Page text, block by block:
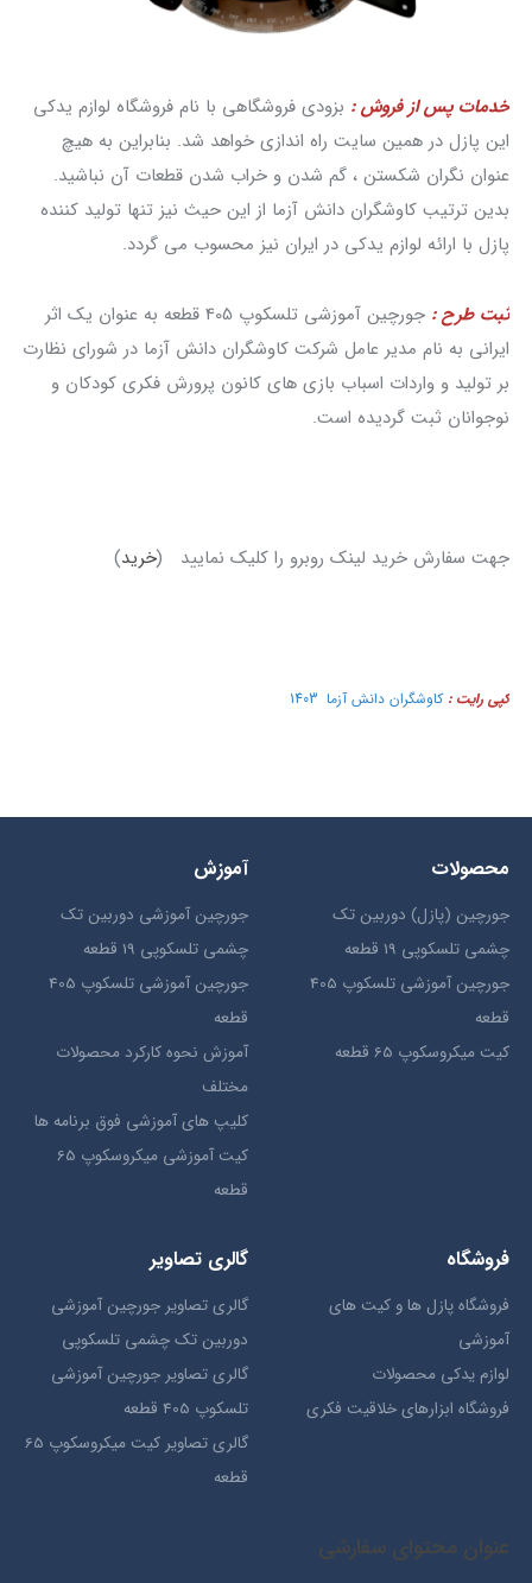
خدمات پس از فروش : بزودی فروشگاهی با نام فروشگاه لوازم یدکی
این پازل در همین سایت راه اندازی خواهد شد. بنابراین به هیچ
عنوان نگران شکستن ، گم شدن و خراب شدن قطعات آن نباشید.
بدین ترتیب کاوشگران دانش آزما از این حیث نیز تنها تولید کننده
پازل با ارائه لوازم یدکی در ایران نیز محسوب می گردد.
ثبت طرح :
جورچین آموزشی تلسکوپ 405 قطعه به عنوان یک اثر
ایرانی به نام مدیر عامل شرکت کاوشگران دانش آزما در شورای نظارت
بر تولید و واردات اسباب بازی های کانون پرورش فکری کودکان و
نوجوانان ثبت گردیده است.
جهت سفارش خرید لینک روبرو را کلیک نمایید (خرید)
کپی رایت : کاوشگران دانش آزما 1403
محصولات
جورچین (پازل) دوربین تک
چشمی تلسکوپی 19 قطعه
جورچین آموزشی تلسکوپ 405
قطعه
کیت میکروسکوپ 65 قطعه
آموزش
جورچین آموزشی دوربین تک
چشمی تلسکوپی 19 قطعه
جورچین آموزشی تلسکوپ 405
قطعه
آموزش نحوه کارکرد محصولات
مختلف
کلیپ های آموزشی فوق برنامه ها
کیت آموزشی میکروسکوپ 65
قطعه
فروشگاه
فروشگاه پازل ها و کیت های
آموزشی
لوازم یدکی محصولات
فروشگاه ابزارهای خلاقیت فکری
گالری تصاویر
گالری تصاویر جورچین آموزشی
دوربین تک چشمی تلسکوپی
گالری تصاویر جورچین آموزشی
تلسکوپ 405 قطعه
گالری تصاویر کیت میکروسکوپ 65
قطعه
عنوان محتوای سفارشی